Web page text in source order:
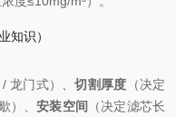
知识）
/ 龙门式）、切割厚度 （决定
）、安装空间
（决定滤芯长